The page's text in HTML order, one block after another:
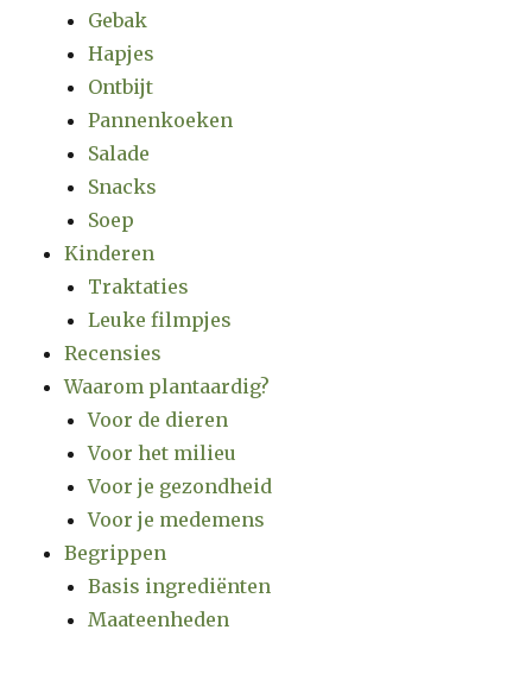
Gebak
Hapjes
Ontbijt
Pannenkoeken
Salade
Snacks
Soep
Kinderen
Traktaties
Leuke filmpjes
Recensies
Waarom plantaardig?
Voor de dieren
Voor het milieu
Voor je gezondheid
Voor je medemens
Begrippen
Basis ingrediënten
Maateenheden